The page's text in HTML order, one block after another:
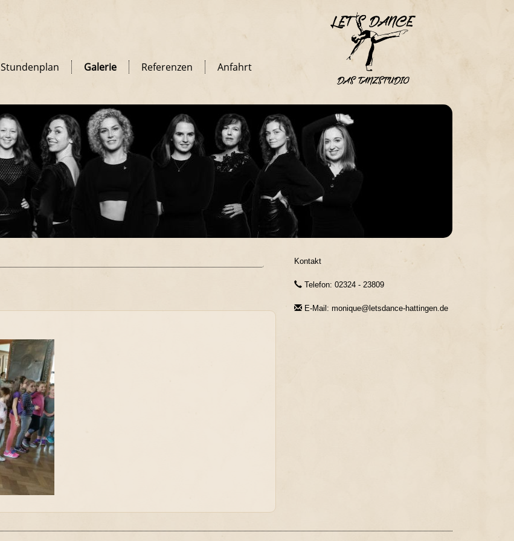
Stundenplan Galerie Referenzen Anfahrt
Kontakt
Telefon: 02324 - 23809
E-Mail: monique@letsdance-hattingen.de